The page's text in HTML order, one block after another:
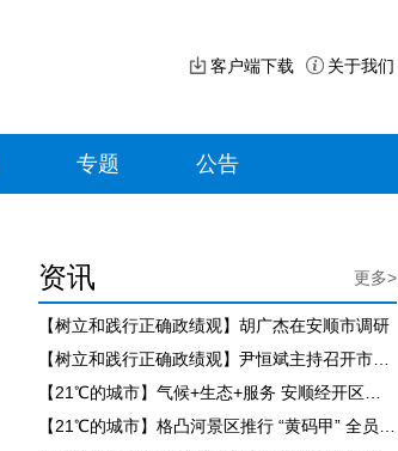
客户端下载 关于我们
专题 公告
资讯 更多>
【树立和践行正确政绩观】胡广杰在安顺市调研